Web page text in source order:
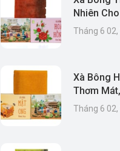
Nhiên
& Thân
Tháng 6 02,
Xà Bông
Thơm
Tháng 6 02,